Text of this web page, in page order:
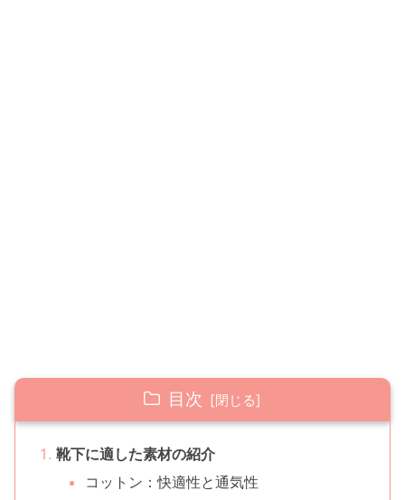
目次
靴下に適した素材の紹介
コットン：快適性と通気性